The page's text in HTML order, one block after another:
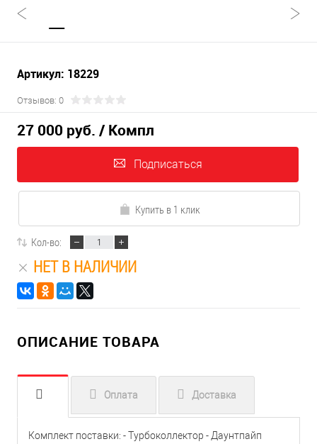
Артикул: 18229
Отзывов: 0
27 000 руб. / Компл
Подписаться
Купить в 1 клик
Кол-во:
НЕТ В НАЛИЧИИ
ОПИСАНИЕ ТОВАРА
Оплата Доставка
Комплект поставки: - Турбоколлектор - Даунтпайп